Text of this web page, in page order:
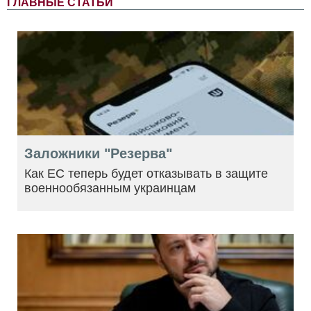
ГЛАВНЫЕ СТАТЬИ
Заложники "Резерва"
Как ЕС теперь будет отказывать в защите
военнообязанным украинцам